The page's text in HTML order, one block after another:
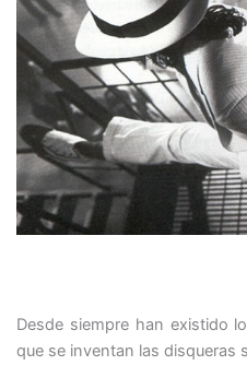
Desde siempre han existido
que se inventan las disqueras